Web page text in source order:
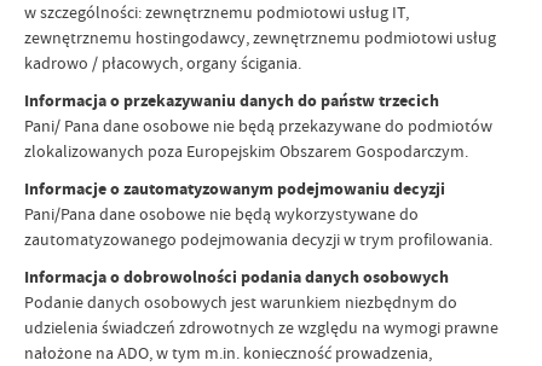
w szczególności: zewnętrznemu podmiotowi usług IT,
zewnętrznemu hostingodawcy, zewnętrznemu podmiotowi usług
kadrowo / płacowych, organy ścigania.
Informacja o przekazywaniu danych do państw trzecich
Pani/ Pana dane osobowe nie będą przekazywane do podmiotów
zlokalizowanych poza Europejskim Obszarem Gospodarczym.
Informacje o zautomatyzowanym podejmowaniu decyzji
Pani/Pana dane osobowe nie będą wykorzystywane do
zautomatyzowanego podejmowania decyzji w trym profilowania.
Informacja o dobrowolności podania danych osobowych
Podanie danych osobowych jest warunkiem niezbędnym do
udzielenia świadczeń zdrowotnych ze względu na wymogi prawne
nałożone na ADO, w tym m.in. konieczność prowadzenia,